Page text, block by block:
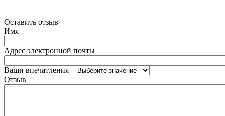
Оставить отзыв
Имя
Адрес электронной почты
Ваши впечатления
Отзыв